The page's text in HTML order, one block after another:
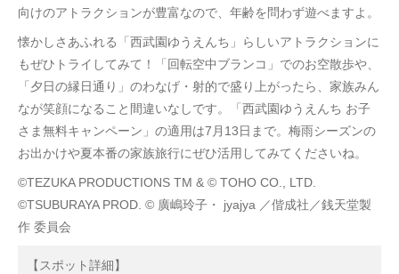
向けのアトラクションが豊富なので、年齢を問わず遊べますよ。
懐かしさあふれる「西武園ゆうえんち」らしいアトラクションに
もぜひトライしてみて！「回転空中ブランコ」でのお空散歩や、
「夕日の縁日通り」のわなげ・射的で盛り上がったら、家族みん
なが笑顔になること間違いなしです。「西武園ゆうえんち お子
さま無料キャンペーン」の適用は7月13日まで。梅雨シーズンの
お出かけや夏本番の家族旅行にぜひ活用してみてくださいね。
©TEZUKA PRODUCTIONS TM & © TOHO CO., LTD.
©TSUBURAYA PROD. © 廣嶋玲子・ jyajya ／偕成社／銭天堂製
作 委員会
【スポット詳細】